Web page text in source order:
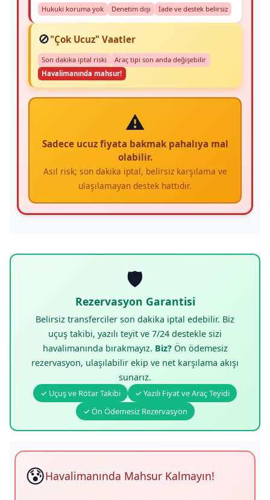
Hukuki koruma yok Denetim dışı İade ve destek belirsiz
🚫"Çok Ucuz" Vaatler
Son dakika iptal riski
Araç tipi son anda değişebilir
Havalimanında mahsur!
⚠️
Sadece ucuz fiyata bakmak pahalıya mal
olabilir.
Asıl risk; son dakika iptal, belirsiz karşılama ve
ulaşılamayan destek hattıdır.
🛡️
Rezervasyon Garantisi
Belirsiz transferciler son dakika iptal edebilir. Biz
uçuş takibi, yazılı teyit ve 7/24 destekle sizi
havalimanında bırakmayız. Biz?Ön ödemesiz
rezervasyon, ulaşılabilir ekip ve net karşılama akışı
sunarız.
✓ Uçuş ve Rötar Takibi
✓ Yazılı Fiyat ve Araç Teyidi
✓ Ön Ödemesiz Rezervasyon
😰Havalimanında Mahsur Kalmayın!